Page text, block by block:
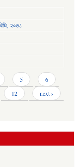
२०७८
5
6
12
next ›